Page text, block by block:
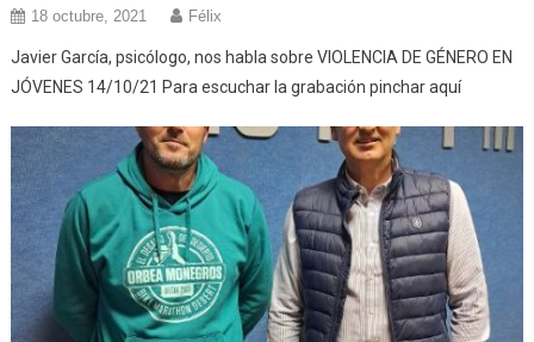
18 octubre, 2021 Félix
Javier García, psicólogo, nos habla sobre VIOLENCIA DE GÉNERO EN
JÓVENES 14/10/21 Para escuchar la grabación pinchar aquí